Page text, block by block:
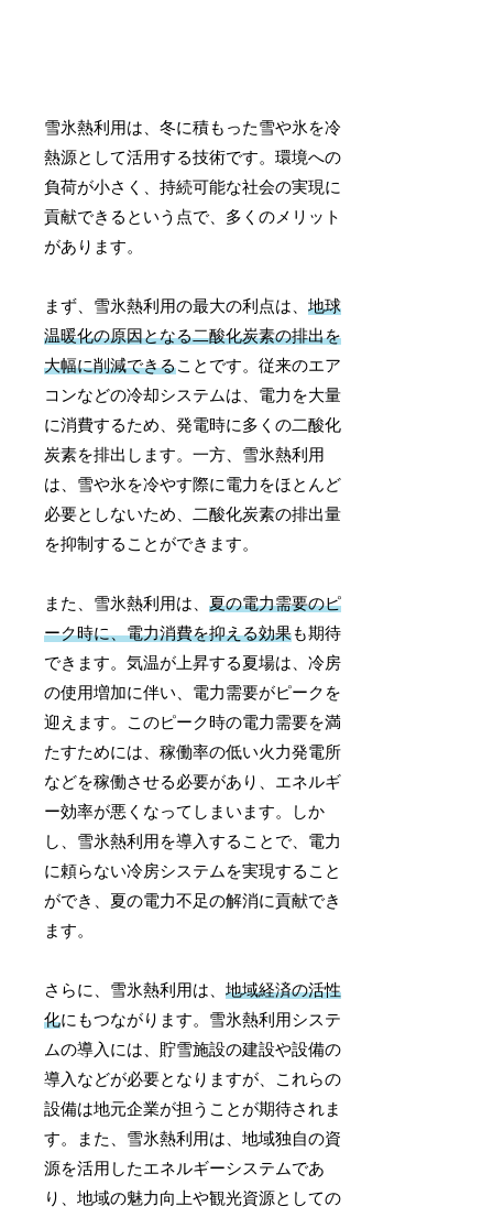
雪氷熱利用は、冬に積もった雪や氷を冷
熱源として活用する技術です。環境への
負荷が小さく、持続可能な社会の実現に
貢献できるという点で、多くのメリット
があります。
まず、雪氷熱利用の最大の利点は、地球
温暖化の原因となる二酸化炭素の排出を
大幅に削減できることです。従来のエア
コンなどの冷却システムは、電力を大量
に消費するため、発電時に多くの二酸化
炭素を排出します。一方、雪氷熱利用
は、雪や氷を冷やす際に電力をほとんど
必要としないため、二酸化炭素の排出量
を抑制することができます。
また、雪氷熱利用は、夏の電力需要のピ
ーク時に、電力消費を抑える効果も期待
できます。気温が上昇する夏場は、冷房
の使用増加に伴い、電力需要がピークを
迎えます。このピーク時の電力需要を満
たすためには、稼働率の低い火力発電所
などを稼働させる必要があり、エネルギ
ー効率が悪くなってしまいます。しか
し、雪氷熱利用を導入することで、電力
に頼らない冷房システムを実現すること
ができ、夏の電力不足の解消に貢献でき
ます。
さらに、雪氷熱利用は、地域経済の活性
化にもつながります。雪氷熱利用システ
ムの導入には、貯雪施設の建設や設備の
導入などが必要となりますが、これらの
設備は地元企業が担うことが期待されま
す。また、雪氷熱利用は、地域独自の資
源を活用したエネルギーシステムであ
り、地域の魅力向上や観光資源としての